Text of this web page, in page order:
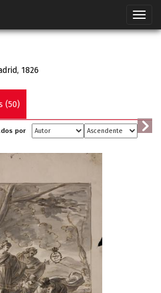
1826
(50)
por